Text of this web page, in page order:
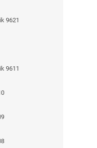
9621
9611